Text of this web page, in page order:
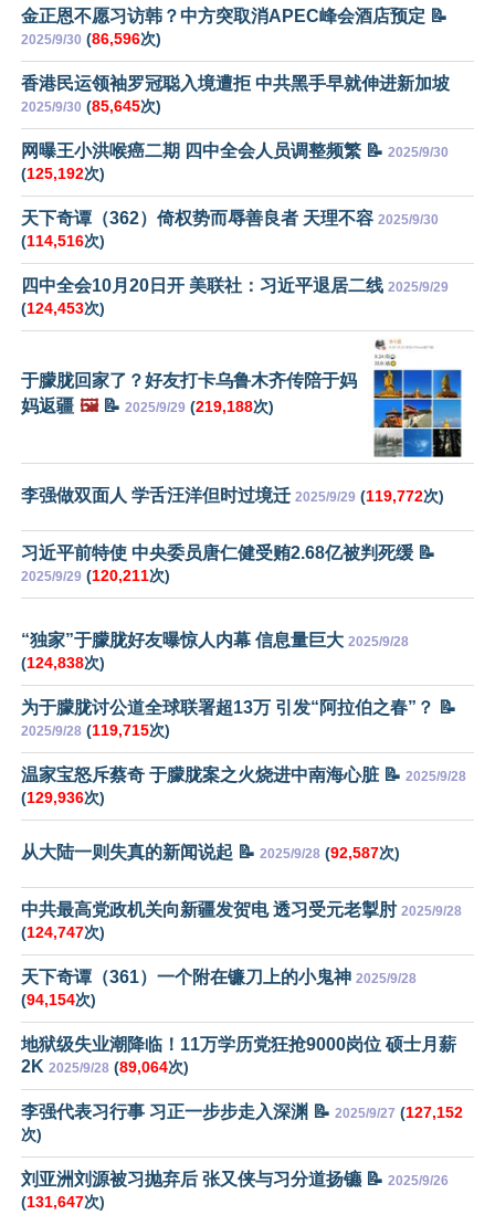
金正恩不愿习访韩？中方突取消APEC峰会酒店预定 📝
2025/9/30 (86,596次)
香港民运领袖罗冠聪入境遭拒 中共黑手早就伸进新加坡
2025/9/30 (85,645次)
网曝王小洪喉癌二期 四中全会人员调整频繁 📝 2025/9/30
(125,192次)
天下奇谭（362）倚权势而辱善良者 天理不容 2025/9/30
(114,516次)
四中全会10月20日开 美联社：习近平退居二线 2025/9/29
(124,453次)
于朦胧回家了？好友打卡乌鲁木齐传陪于妈
妈返疆 🖼️📝 2025/9/29 (219,188次)
李强做双面人 学舌汪洋但时过境迁 2025/9/29 (119,772次)
习近平前特使 中央委员唐仁健受贿2.68亿被判死缓 📝
2025/9/29 (120,211次)
“独家”于朦胧好友曝惊人内幕 信息量巨大 2025/9/28
(124,838次)
为于朦胧讨公道全球联署超13万 引发“阿拉伯之春”？ 📝
2025/9/28 (119,715次)
温家宝怒斥蔡奇 于朦胧案之火烧进中南海心脏 📝 2025/9/28
(129,936次)
从大陆一则失真的新闻说起 📝 2025/9/28 (92,587次)
中共最高党政机关向新疆发贺电 透习受元老掣肘 2025/9/28
(124,747次)
天下奇谭（361）一个附在镰刀上的小鬼神 2025/9/28
(94,154次)
地狱级失业潮降临！11万学历党狂抢9000岗位 硕士月薪
2K 2025/9/28 (89,064次)
李强代表习行事 习正一步步走入深渊 📝 2025/9/27 (127,152
次)
刘亚洲刘源被习抛弃后 张又侠与习分道扬镳 📝 2025/9/26
(131,647次)